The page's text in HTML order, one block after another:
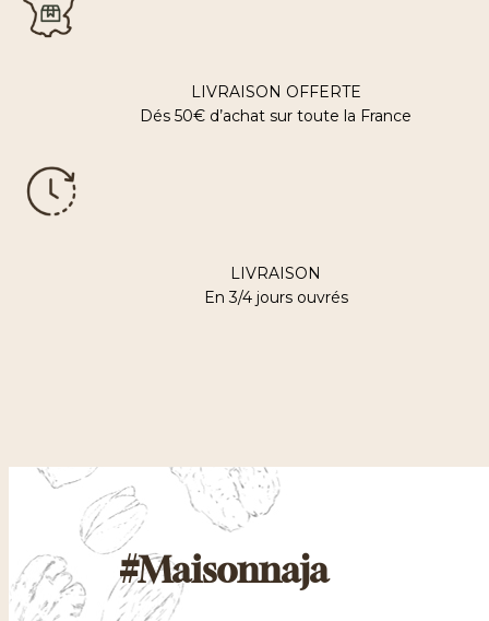
LIVRAISON OFFERTE
Dés 50€ d’achat sur toute la France
LIVRAISON
En 3/4 jours ouvrés
#Maisonnaja